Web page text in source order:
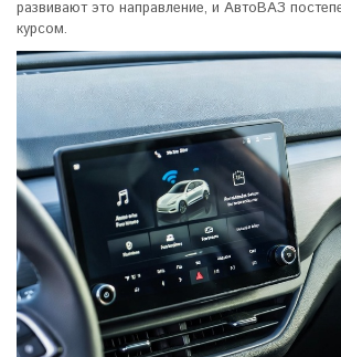
развивают это направление, и АвтоВАЗ
курсом.